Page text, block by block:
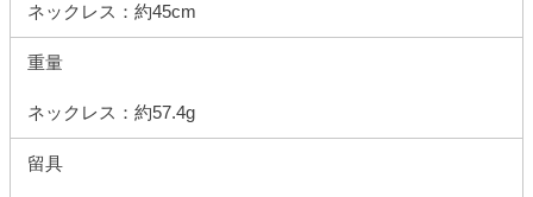
ネックレス：約45cm
重量
ネックレス：約57.4g
留具